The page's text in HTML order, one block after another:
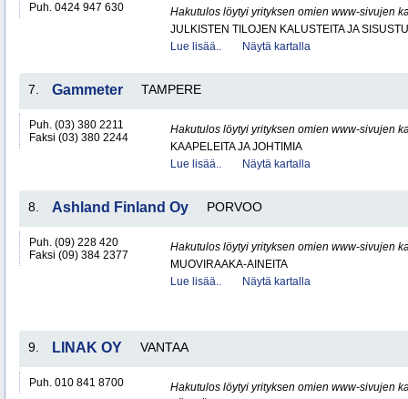
Puh. 0424 947 630
Hakutulos löytyi yrityksen omien www-sivujen
JULKISTEN TILOJEN KALUSTEITA JA
Lue lisää..
Näytä kartalla
7. Gammeter TAMPERE
Puh. (03) 380 2211
Faksi (03) 380 2244
Hakutulos löytyi yrityksen omien www-sivujen
KAAPELEITA JA JOHTIMIA
Lue lisää..
Näytä kartalla
8. Ashland Finland Oy PORVOO
Puh. (09) 228 420
Faksi (09) 384 2377
Hakutulos löytyi yrityksen omien www-sivujen
MUOVIRAAKA-AINEITA
Lue lisää..
Näytä kartalla
9. LINAK OY VANTAA
Puh. 010 841 8700
Hakutulos löytyi yrityksen omien www-sivujen